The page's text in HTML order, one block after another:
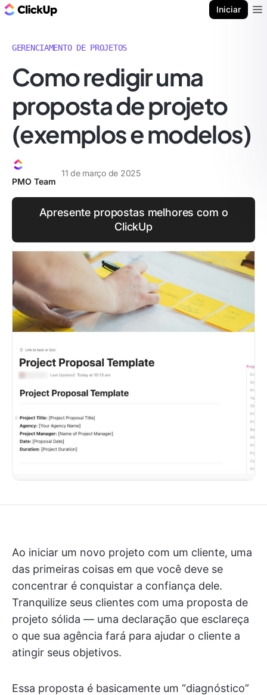
Iniciar
GERENCIAMENTO DE PROJETOS
Como redigir uma
proposta de projeto
(exemplos e modelos)
PMO Team
11 de março de 2025
Apresente propostas melhores com o
ClickUp
Ao iniciar um novo projeto com um cliente, uma
das primeiras coisas em que você deve se
concentrar é conquistar a confiança dele.
Tranquilize seus clientes com uma proposta de
projeto sólida — uma declaração que esclareça
o que sua agência fará para ajudar o cliente a
atingir seus objetivos.
Essa proposta é basicamente um “diagnóstico”